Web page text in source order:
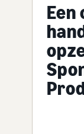
Een